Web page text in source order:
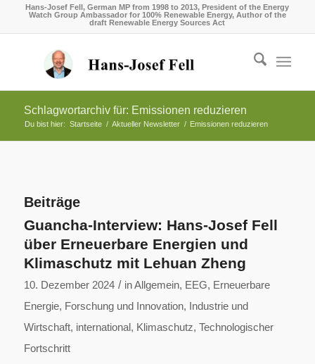
Hans-Josef Fell, German MP from 1998 to 2013, President of the Energy
Watch Group Ambassador for 100% Renewable Energy, Author of the
draft Renewable Energy Sources Act
Schlagwortarchiv für: Emissionen reduzieren
Du bist hier: Startseite / Aktueller Newsletter / Emissionen reduzieren
Beiträge
Guancha-Interview: Hans-Josef Fell
über Erneuerbare Energien und
Klimaschutz mit Lehuan Zheng
10. Dezember 2024 / inAllgemein, EEG, Erneuerbare
Energie, Forschung und Innovation,
Industrie und
Wirtschaft, international , Klimaschutz, Technologischer
Fortschritt